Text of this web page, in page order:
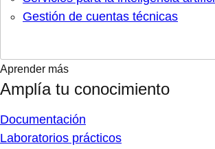
Gestión de cuentas técnicas
Aprender más
Amplía tu conocimiento
Documentación
Laboratorios prácticos